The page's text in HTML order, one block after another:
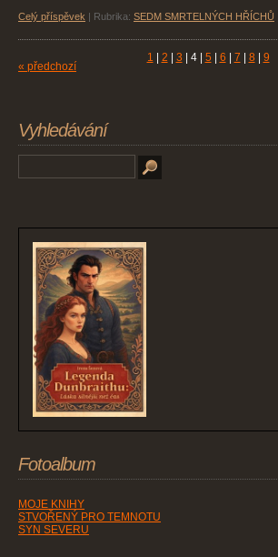
Celý příspěvek Rubrika: SEDM SMRTELNÝCH HŘÍCHŮ
« předchozí
1 2 3 4 5 6 7 8 9
Vyhledávání
Fotoalbum
MOJE KNIHY
STVOŘENÝ PRO TEMNOTU
SYN SEVERU